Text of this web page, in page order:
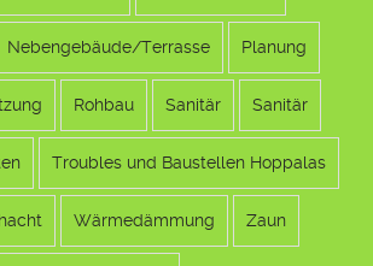
Nebengebäude/Terrasse Planung
Rohbau Sanitär Sanitär
Troubles und Baustellen Hoppalas
Wärmedämmung Zaun